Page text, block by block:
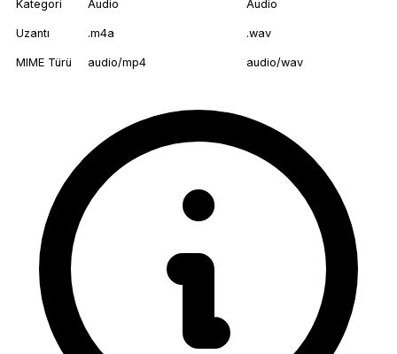
Kategori Audio Audio
Uzantı .m4a .wav
MIME Türü audio/mp4 audio/wav